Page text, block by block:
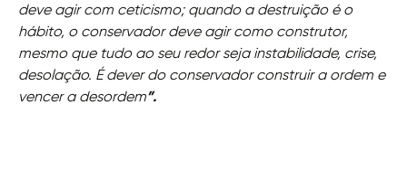
deve agir com ceticismo; quando a destruição é o
hábito, o conservador deve agir como construtor,
mesmo que tudo ao seu redor seja instabilidade, crise,
desolação. É dever do conservador construir a ordem e
vencer a desordem”.